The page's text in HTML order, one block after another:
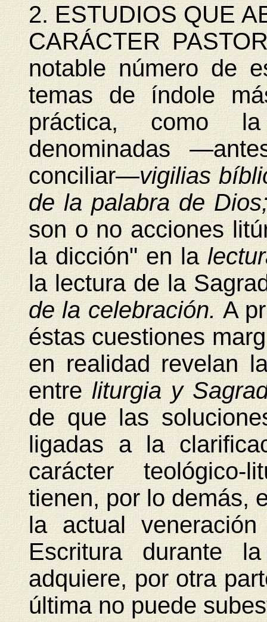
2. ESTUDIOS QUE
CARÁCTER
notable número de
temas de índole
práctica, como
denominadas
conciliar—vigilias
de la palabra de
son o no acciones
la dicción" en la
la lectura de la
de la celebración.A
éstas cuestiones
en realidad revelan
entreliturgia y
de que las
ligadas a la
carácter teológico-
tienen, por lo demás,
la actual
Escritura durante
adquiere, por otra
última no puede